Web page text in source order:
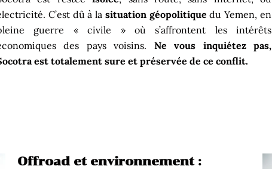
C’est dû à la situation géopolitique du Yemen, en
guerre « civile » où s’affrontent les intérêts
des pays voisins. Ne vous inquiétez pas,
est totalement sure et préservée de ce conflit.
Offroad et environnement :